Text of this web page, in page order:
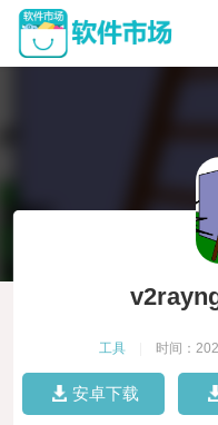
工具 时间：
安卓下载